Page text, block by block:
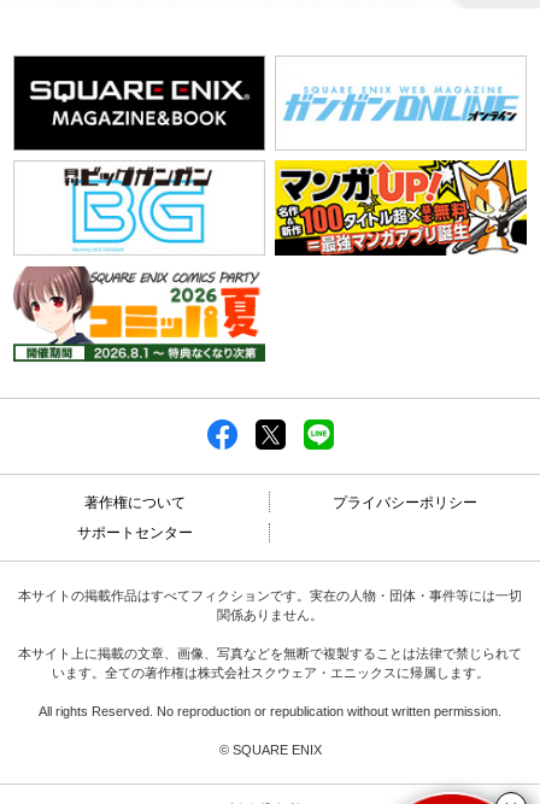
著作権について
プライバシーポリシー
サポートセンター
本サイトの掲載作品はすべてフィクションです。実在の人物・団体・事件等には一切
関係ありません。
本サイト上に掲載の文章、画像、写真などを無断で複製することは法律で禁じられて
います。全ての著作権は株式会社スクウェア・エニックスに帰属します。
All rights Reserved. No reproduction or republication without written permission.
© SQUARE ENIX